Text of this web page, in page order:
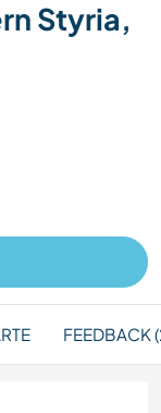
Styria,
FEEDBACK